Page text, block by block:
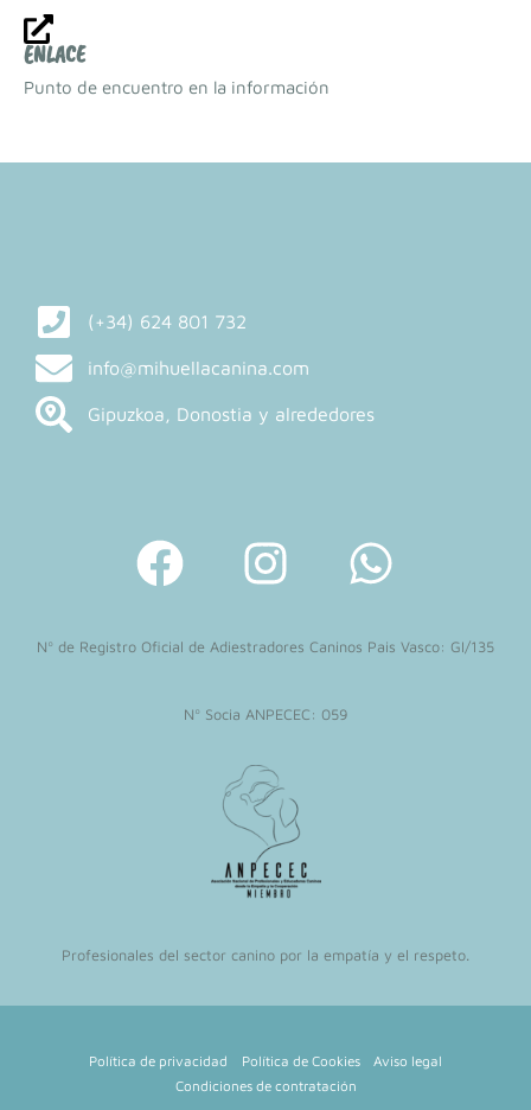
ENLACE
Punto de encuentro en la información
(+34) 624 801 732
info@mihuellacanina.com
Gipuzkoa, Donostia y alrededores
F
a
c
b
I
n
s
a
g
r
a
m
W
h
a
Nº de Registro Oficial de Adiestradores Caninos Pais Vasco: GI/135
Nº Socia ANPECEC: 059
Profesionales del sector canino por la empatía y el respeto.
Política de privacidad Política de Cookies
Aviso legal
Condiciones de contratación